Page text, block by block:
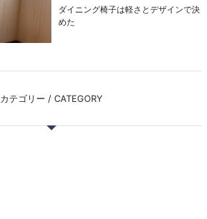
ダイニング椅子は軽さとデザインで決
めた
カテゴリー / CATEGORY